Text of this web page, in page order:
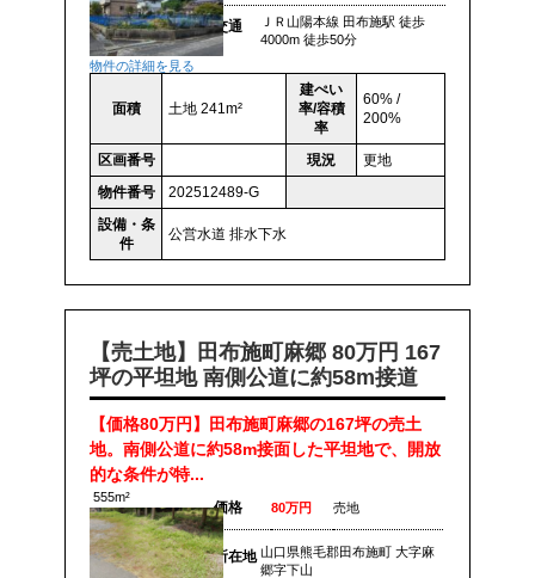
物件の詳細を見る
交通
ＪＲ山陽本線 田布施駅 徒歩
4000m 徒歩50分
面積 土地 241m²
建ぺい
率/容積
率
60% /
200%
区画番号 現況
更地
物件番号
202512489-G
設備・条
件
公営水道 排水下水
【売土地】田布施町麻郷 80万円 167
坪の平坦地 南側公道に約58m接道
【価格80万円】田布施町麻郷の167坪の売土
地。南側公道に約58m接面した平坦地で、開放
的な条件が特...
555m²
価格 80万円 売地
所在地 山口県熊毛郡田布施町 大字麻
郷字下山